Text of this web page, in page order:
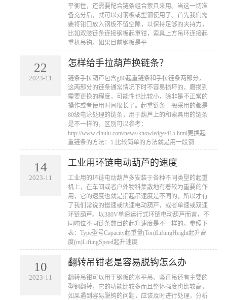
平衡性，还需要配合链条组合索具来用。当这一切准
备充分后，就可以对钢板或型钢使用了。首先我们需
要将钳口放入钢板不留空隙，以保持足够的夹持力，
比如双肢链条连接钢板起重钳，索具上方吊环连接起
重机吊钩。如果目前钢板是平
22
2023-11
怎样给手拉葫芦换链条？
​链条手拉葫芦包含g80起重链条和手拉链条两部分，
这两部分的链条通常情况下时不容易损坏的，磨损到
需要更换的程度，可能性也比较小，除非是不正常的
操作或者使用时间很长了。起重链条一般采用的都是
80级电泳处理的链条，用于葫芦上的和索具用的链条
是不一样的，区别可以参考：
http://www.clhulu.com/news/knowledge/415.html更换起
重链条的方法：1.比较简单的方法就是用一段钢
14
2023-11
工业用环链电动葫芦的速度
​工业用的环链电动葫芦多安装于各种不同类型的起重
机上，在车间或者户外物料集散地有着较为重要的作
用，它的速度也就是指起吊速度是不同的，所以才有
了我们常说的慢速或快速电动葫芦，或者单速或双速
环链葫芦。以380V单速运行式环链电动葫芦而言，不
同吨位不同链条数目的起升速度是不一样的，参照下
表：Type型号Capacity起重量(Ton)LiftingHeight起升高
度(m)LiftingSpeed起升速度
10
2023-11
翻转吊钳老是容易脱钩怎么办
​翻转吊钳可以用于钢板的水平吊、竖直吊还有主要的
型钢翻转，它的功能比较多而且整体强度也比较高，
如果遇到容易脱钩的问题，应该及时进行处理，分析